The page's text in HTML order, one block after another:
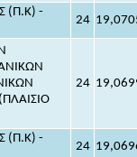
(Π.Κ) -
24
24
(Π.Κ) -
24